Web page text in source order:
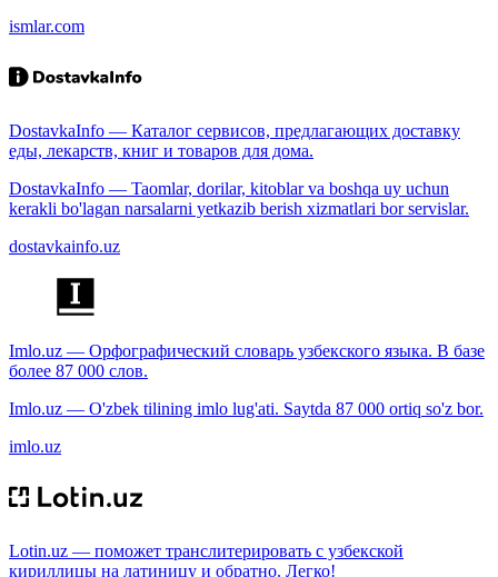
ismlar.com
DostavkaInfo — Каталог сервисов, предлагающих доставку
еды, лекарств, книг и товаров для дома.
DostavkaInfo — Taomlar, dorilar, kitoblar va boshqa uy uchun
kerakli bo'lagan narsalarni yetkazib berish xizmatlari bor servislar.
dostavkainfo.uz
Imlo.uz — Орфографический словарь узбекского языка. В базе
более 87 000 слов.
Imlo.uz — O'zbek tilining imlo lug'ati. Saytda 87 000 ortiq so'z bor.
imlo.uz
Lotin.uz — поможет транслитерировать с узбекской
кириллицы на латиницу и обратно. Легко!